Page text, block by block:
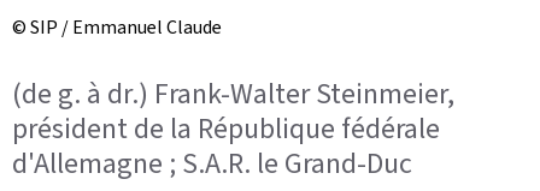
© SIP / Emmanuel Claude
(de g. à dr.) Frank-Walter Steinmeier,
président de la République fédérale
d'Allemagne ; S.A.R. le Grand-Duc